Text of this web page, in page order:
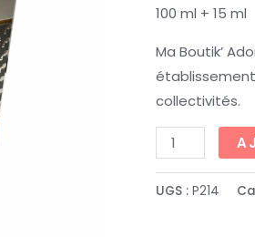
100 ml + 15 ml
Ma Boutik’
collectivités.
UGS : P214